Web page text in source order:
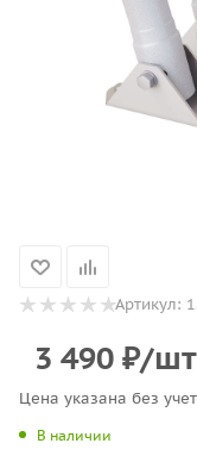
Артикул:
3 490 ₽/шт
Цена указана без
В наличии